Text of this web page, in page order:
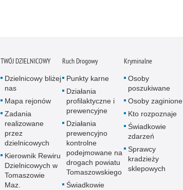
TWÓJ DZIELNICOWY
Dzielnicowy bliżej
nas
Mapa rejonów
Zadania
realizowane
przez
dzielnicowych
Kierownik Rewiru
Dzielnicowych w
Tomaszowie
Maz.
Ruch Drogowy
Punkty karne
Działania
profilaktyczne i
prewencyjne
Działania
prewencyjno
kontrolne
podejmowane na
drogach powiatu
Tomaszowskiego
Świadkowie
Kryminalne
Osoby
poszukiwane
Osoby zaginione
Kto rozpoznaje
Świadkowie
zdarzeń
Sprawcy
kradzieży
sklepowych